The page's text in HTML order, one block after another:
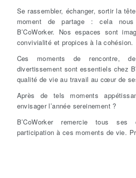
Se rassembler, échanger, sortir la
moment de partage : cela
B’CoWorker. Nos espaces sont
convivialité et propices à la cohésion.
Ces moments de rencontre,
divertissement sont essentiels chez
qualité de vie au travail au cœur de
Après de tels moments
envisager l’année sereinement ?
B’CoWorker remercie tous ses
participation à ces moments de vie.